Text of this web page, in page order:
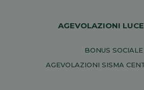
AGEVOLAZIONI
BONUS SOCIALE
AGEVOLAZIONI SISMA